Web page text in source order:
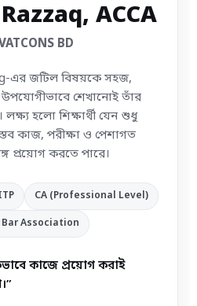
ACCA
BD
এর জটিল বিষয়কে সহজ,
শেখানোই তাঁর
হলো শিক্ষার্থী যেন শুধু
কাজ, পরীক্ষা ও পেশাগত
প্রয়োগ করতে পারে।
CA (Professional Level)
Bar Association
কাজে প্রয়োগ করাই